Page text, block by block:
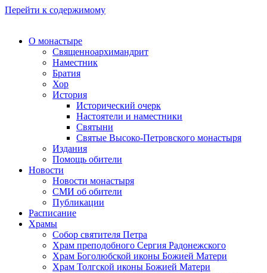
Перейти к содержимому
О монастыре
Священноархимандрит
Наместник
Братия
Хор
История
Исторический очерк
Настоятели и наместники
Святыни
Святые Высоко-Петровского монастыря
Издания
Помощь обители
Новости
Новости монастыря
СМИ об обители
Публикации
Расписание
Храмы
Собор святителя Петра
Храм преподобного Сергия Радонежского
Храм Боголюбской иконы Божией Матери
Храм Толгской иконы Божией Матери